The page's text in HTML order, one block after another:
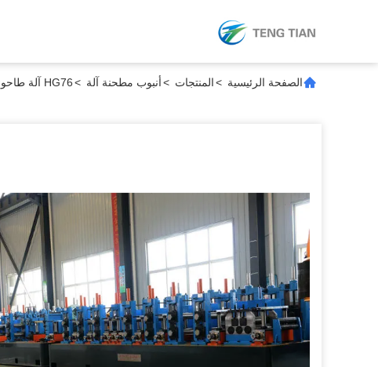
الصفحة الرئيسية >المنتجات >أنبوب مطحنة آلة >HG76 آلة طاحونة الأنابيب للأنابيب 21-63mm 0.8-3.0mm سمك